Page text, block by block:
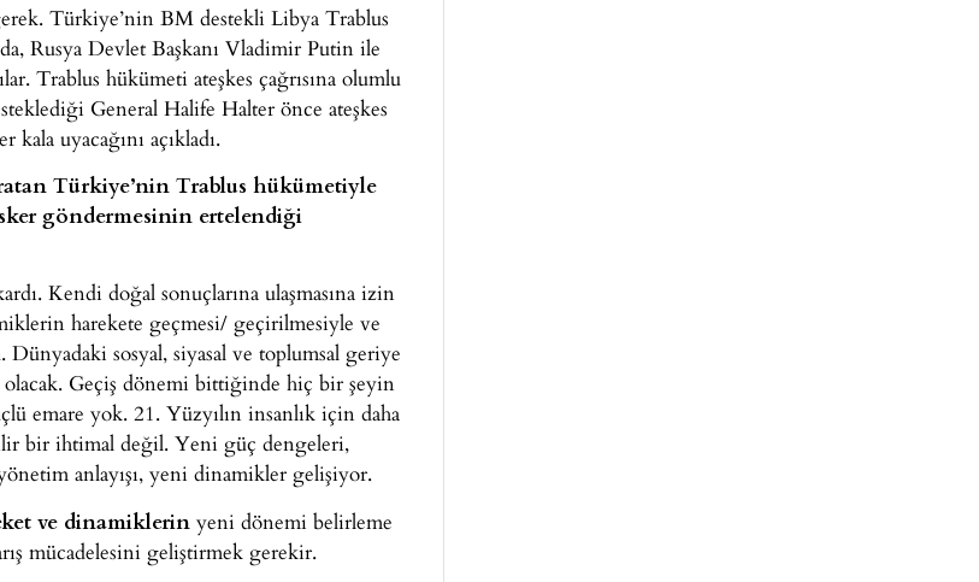
Türkiye’nin BM destekli Libya Trablus
Rusya Devlet Başkanı Vladimir Putin ile
Trablus hükümeti ateşkes çağrısına olumlu
General Halife Halter önce ateşkes
kala uyacağını açıkladı.
Türkiye’nin Trablus hükümetiyle
göndermesinin ertelendiği
Kendi doğal sonuçlarına ulaşmasına izin
harekete geçmesi/ geçirilmesiyle ve
Dünyadaki sosyal, siyasal ve toplumsal geriye
olacak. Geçiş dönemi bittiğinde hiç bir şeyin
emare yok. 21. Yüzyılın insanlık için daha
bir ihtimal değil. Yeni güç dengeleri,
anlayışı, yeni dinamikler gelişiyor.
ve dinamiklerin yeni dönemi belirleme
mücadelesini geliştirmek gerekir.